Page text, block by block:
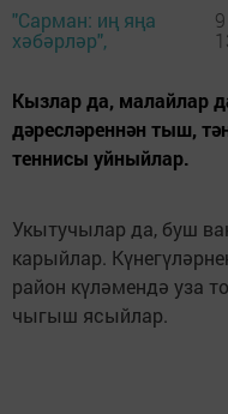
"Сарман: иң яңа
хәбәрләр",
Кызлар да, малайлар
дәресләреннән тыш,
теннисы уйныйлар.
Укытучылар да, буш
карыйлар.
район күләмендә уза
чыгыш ясыйлар.